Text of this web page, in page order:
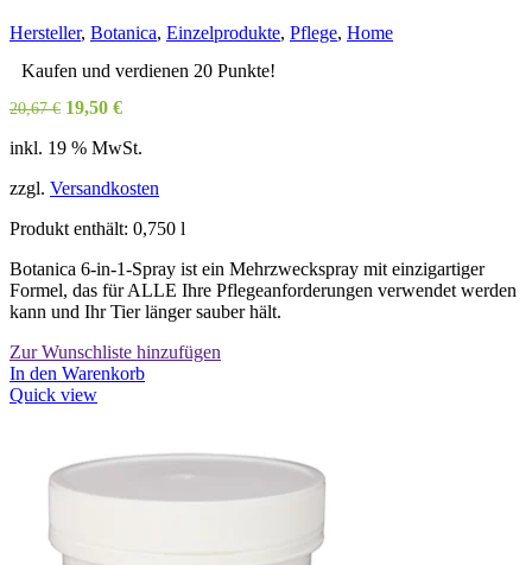
Hersteller, Botanica, Einzelprodukte, Pflege, Home
Kaufen und verdienen 20 Punkte!
20,67€ Ursprünglicher
war:
19,50 €Aktueller
ist:
inkl. 19 % MwSt.
zzgl. Versandkosten
Produkt enthält: 0,750 l
Botanica 6-in-1-Spray ist ein Mehrzweckspray mit einzigartiger
Formel, das für ALLE Ihre Pflegeanforderungen verwendet werden
kann und Ihr Tier länger sauber hält.
Zur Wunschliste hinzufügen
In den Warenkorb
Quick view